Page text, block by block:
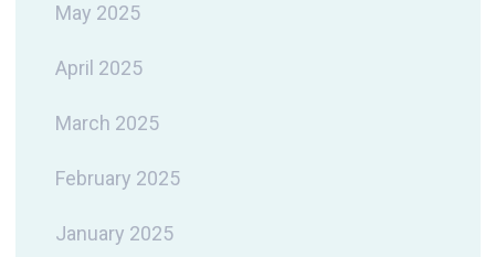
May 2025
April 2025
March 2025
February 2025
January 2025